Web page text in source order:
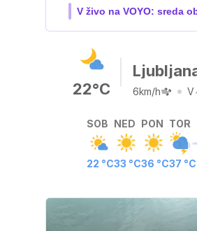
V živo na VOYO: sobota
22°C 6km/h V
SOB
22 °C
NED
33 °C
PON
36 °C
TOR
37 °C